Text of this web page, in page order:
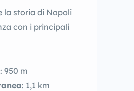
la storia di Napoli
con i principali
: 950 m
: 1,1 km